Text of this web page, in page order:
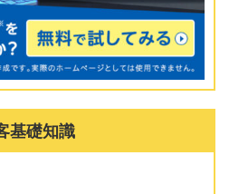
基礎知識